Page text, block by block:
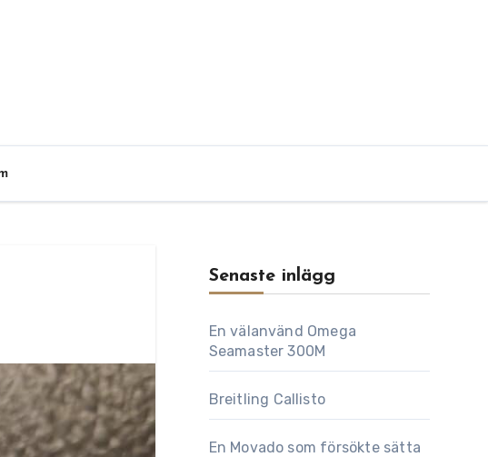
Senaste inlägg
En välanvänd Omega
Seamaster 300M
Breitling Callisto
En Movado som försökte sätta